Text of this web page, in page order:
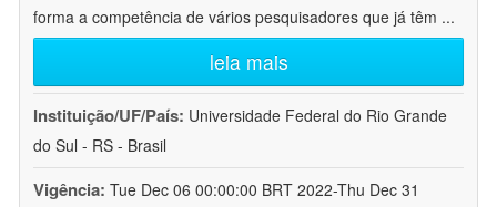
forma a competência de vários pesquisadores que já têm ...
leia mais
Instituição/UF/País: Universidade Federal do Rio Grande
do Sul - RS - Brasil
Vigência: Tue Dec 06 00:00:00 BRT 2022-Thu Dec 31